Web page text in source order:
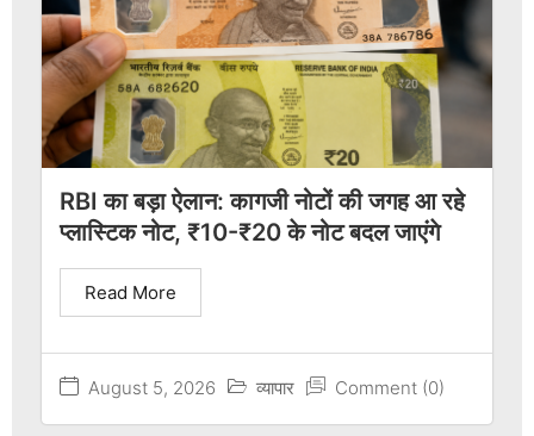
RBI का बड़ा ऐलान: कागजी नोटों की जगह आ रहे
प्लास्टिक नोट, ₹10-₹20 के नोट बदल जाएंगे
August 5, 2026 व्यापार Comment (0)
Read More